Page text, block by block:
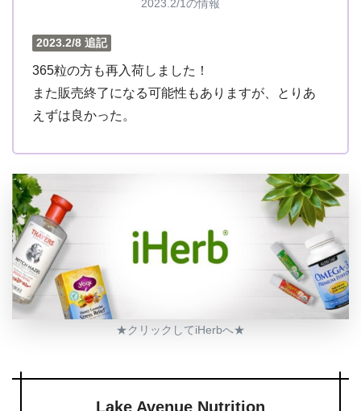
2023.2/1の情報
2023.2/8 追記
365粒の方も再入荷しました！
また販売終了になる可能性もありますが、とりあ
えずは良かった。
★クリックしてiHerbへ★
Lake Avenue Nutrition